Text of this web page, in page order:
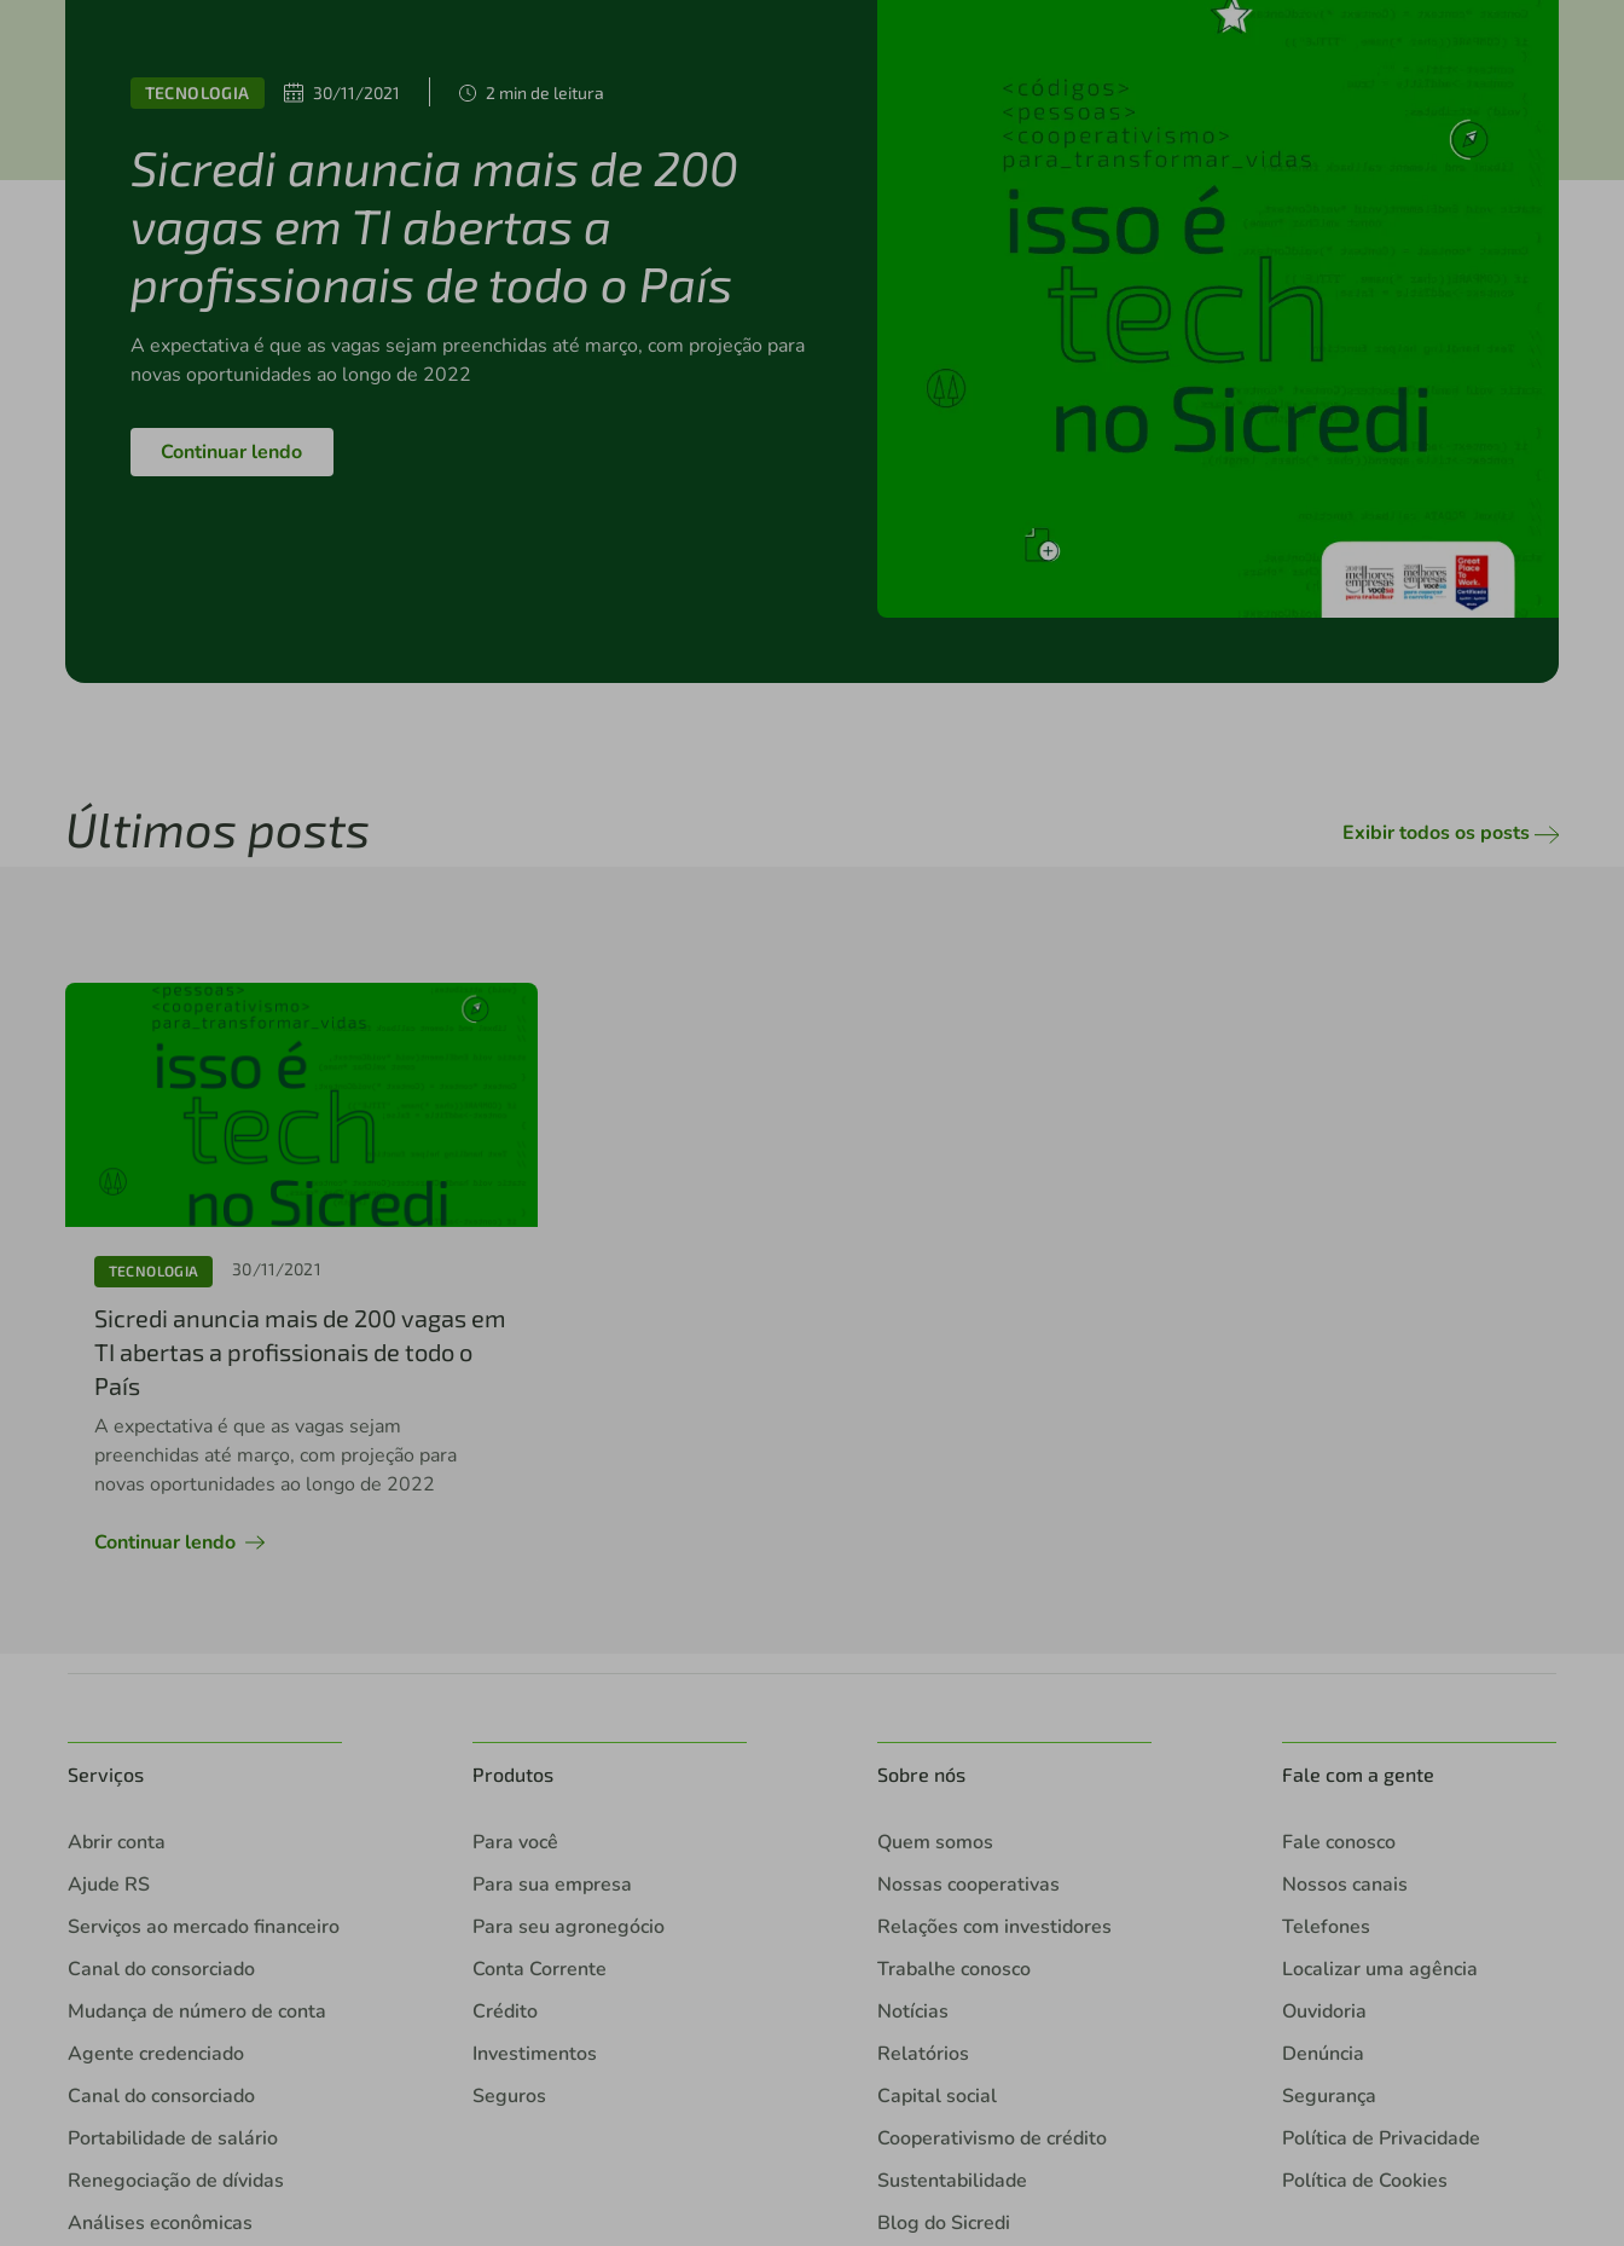
TECNOLOGIA 30/11/2021 2 min de leitura
Sicredi anuncia mais de 200
vagas em TI abertas a
profissionais de todo o País
A expectativa é que as vagas sejam preenchidas até março, com projeção para
novas oportunidades ao longo de 2022
Continuar lendo
Últimos posts Exibir todos os posts
TECNOLOGIA 30/11/2021
Sicredi anuncia mais de 200 vagas em
TI abertas a profissionais de todo o
País
A expectativa é que as vagas sejam
preenchidas até março, com projeção para
novas oportunidades ao longo de 2022
Continuar lendo
Serviços
Abrir conta
Ajude RS
Serviços ao mercado financeiro
Canal do consorciado
Mudança de número de conta
Agente credenciado
Canal do consorciado
Portabilidade de salário
Renegociação de dívidas
Análises econômicas
Produtos
Para você
Para sua empresa
Para seu agronegócio
Conta Corrente
Crédito
Investimentos
Seguros
Sobre nós
Quem somos
Nossas cooperativas
Relações com investidores
Trabalhe conosco
Notícias
Relatórios
Capital social
Cooperativismo de crédito
Sustentabilidade
Blog do Sicredi
Fale com a gente
Fale conosco
Nossos canais
Telefones
Localizar uma agência
Ouvidoria
Denúncia
Segurança
Política de Privacidade
Política de Cookies